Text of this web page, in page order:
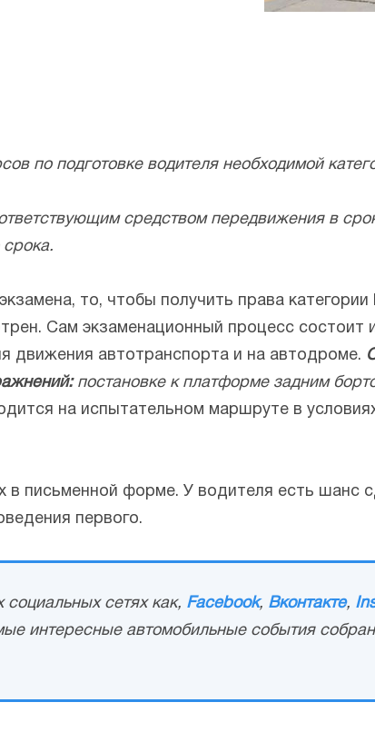
по подготовке водителя необходимой
средством передвижения в
то, чтобы получить права категории
Сам экзаменационный процесс состоит
движения автотранспорта и на автодроме.
постановке к платформе задним
на испытательном маршруте в
в письменной форме. У водителя есть шанс
первого.
сетях как, Facebook, Вконтакте,
интересные автомобильные события